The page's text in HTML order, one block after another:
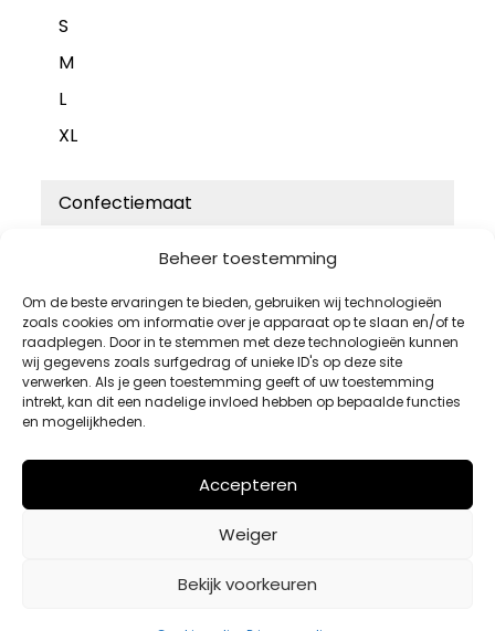
Beheer toestemming
Om de beste ervaringen te bieden, gebruiken wij technologieën
zoals cookies om informatie over je apparaat op te slaan en/of te
raadplegen. Door in te stemmen met deze technologieën kunnen
wij gegevens zoals surfgedrag of unieke ID's op deze site
verwerken. Als je geen toestemming geeft of uw toestemming
intrekt, kan dit een nadelige invloed hebben op bepaalde functies
en mogelijkheden.
Accepteren
Weiger
Bekijk voorkeuren
S
M
L
XL
Confectiemaat
50
52
54